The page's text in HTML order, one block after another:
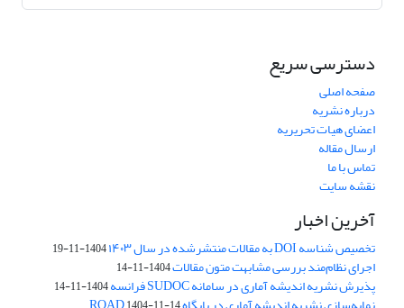
دسترسی سریع
صفحه اصلی
درباره نشریه
اعضای هیات تحریریه
ارسال مقاله
تماس با ما
نقشه سایت
آخرین اخبار
تخصیص شناسه DOI به مقالات منتشرشده در سال ۱۴۰۳ 1404-11-19
اجرای نظام‌مند بررسی مشابهت متون مقالات1404-11-14
پذیرش نشریه اندیشه آماری در سامانه SUDOC فرانسه 1404-11-14